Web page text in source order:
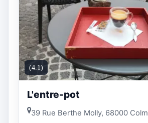
(4.1)
L'entre-pot
39 Rue Berthe Molly, 68000